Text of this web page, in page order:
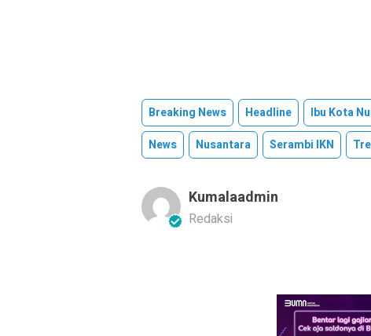
Breaking News Headline Ibu Kota
News
Nusantara Serambi IKN
Kumalaadmin
Redaksi